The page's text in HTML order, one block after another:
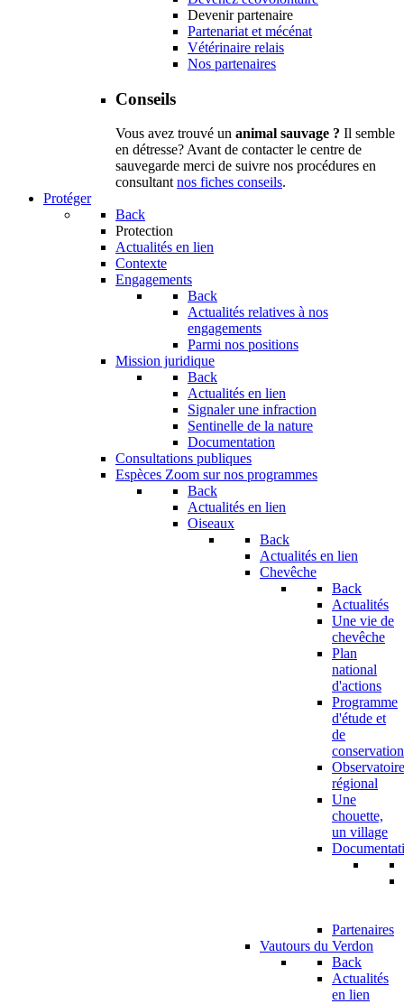
Devenir partenaire
Partenariat et mécénat
Vétérinaire relais
Nos partenaires
Conseils
Vous avez trouvé un animal sauvage ? Il semble
en détresse? Avant de contacter le centre de
sauvegarde merci de suivre nos procédures en
consultantnos fiches conseils.
Protéger
Back
Protection
Actualités en lien
Contexte
Engagements
Back
Actualités relatives à nos
engagements
Parmi nos positions
Mission juridique
Back
Actualités en lien
Signaler une infraction
Sentinelle de la nature
Documentation
Consultations publiques
Espèces Zoom sur nos programmes
Back
Actualités en lien
Oiseaux
Back
Actualités en lien
Chevêche
Back
Actualités
Une vie de
chevêche
Plan
national
d'actions
Programme
d'étude et
de
conservation
Observatoire
régional
Une
chouette,
un village
Partenaires
Vautours du Verdon
Back
Actualités
en lien